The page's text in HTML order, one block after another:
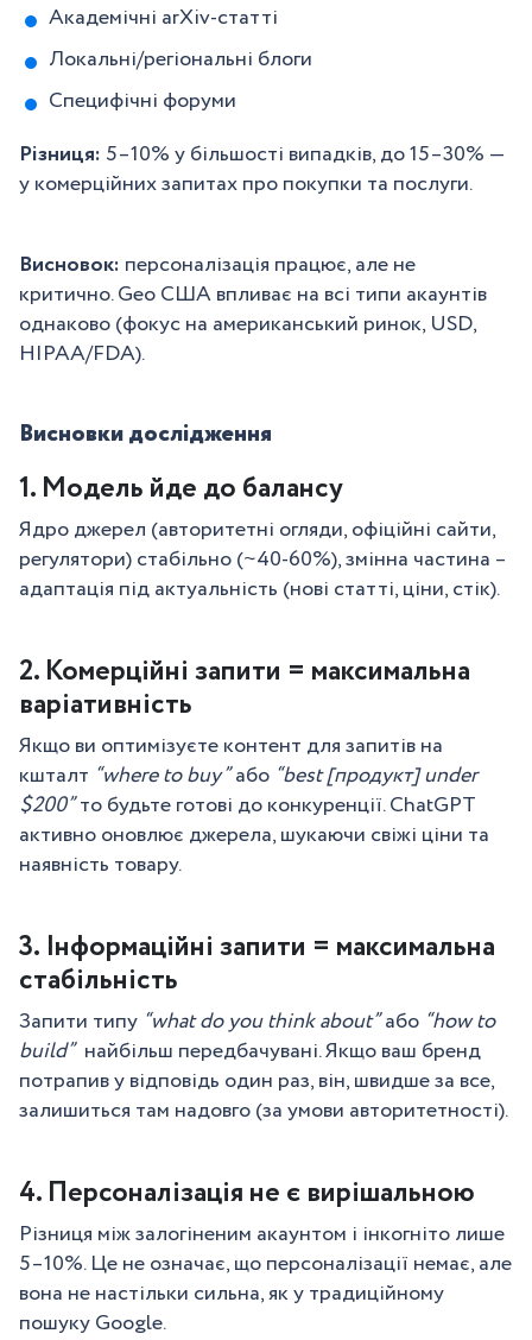
Академічні arXiv-статті
Локальні/регіональні блоги
Специфічні форуми
Різниця: 5–10% у більшості випадків, до 15–30% —
у комерційних запитах про покупки та послуги.
Висновок: персоналізація працює, але не
критично. Geo США впливає на всі типи акаунтів
однаково (фокус на американський ринок, USD,
HIPAA/FDA).
Висновки дослідження
1. Модель йде до балансу
Ядро джерел (авторитетні огляди, офіційні сайти,
регулятори) стабільно (~40-60%), змінна частина –
адаптація під актуальність (нові статті, ціни, стік).
2. Комерційні запити = максимальна
варіативність
Якщо ви оптимізуєте контент для запитів на
кшталт “where to buy”або “best [продукт] under
$200”то будьте готові до конкуренції. ChatGPT
активно оновлює джерела, шукаючи свіжі ціни та
наявність товару.
3. Інформаційні запити = максимальна
стабільність
Запити типу “what do you think about”або “how to
build”найбільш передбачувані. Якщо ваш бренд
потрапив у відповідь один раз, він, швидше за все,
залишиться там надовго (за умови авторитетності).
4. Персоналізація не є вирішальною
Різниця між залогіненим акаунтом і інкогніто лише
5–10%. Це не означає, що персоналізації немає, але
вона не настільки сильна, як у традиційному
пошуку Google.